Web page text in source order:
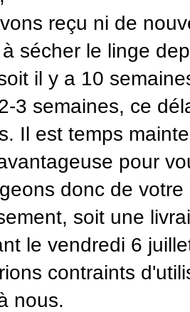
reçu ni de
sécher le linge
il y a 10
3 semaines, ce
Il est temps
pour
donc de
soit une
le vendredi 6
contraints
nous.